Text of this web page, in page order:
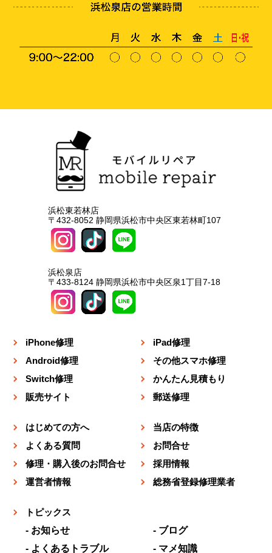
浜松東若林店
〒432-8052 静岡県浜松市中央区東若林町107
浜松泉店
〒433-8124 静岡県浜松市中央区泉1丁目7-18
iPhone修理
iPad修理
Android修理
その他スマホ修理
Switch修理
かんたん見積もり
販売サイト
郵送修理
はじめての方へ
当店の特徴
よくある質問
お問合せ
修理・購入後のお問合せ
採用情報
運営者情報
総務省登録修理業者
トピックス
お知らせ
ブログ
よくあるトラブル
マメ知識